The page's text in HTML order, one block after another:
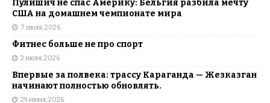
Пулишич не спас Америку: Бельгия разбила мечту
США на домашнем чемпионате мира
7 июля, 2026
Фитнес больше не про спорт
2 июля, 2026
Впервые за полвека: трассу Караганда — Жезказган
начинают полностью обновлять.
29 июня, 2026